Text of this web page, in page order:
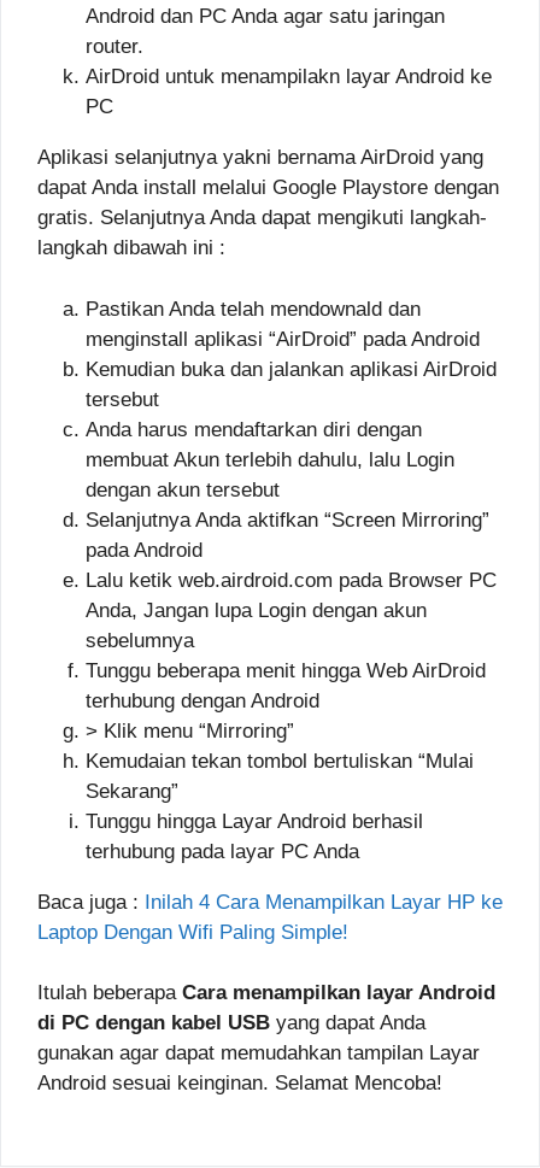
Android dan PC Anda agar satu jaringan
router.
AirDroid untuk menampilakn layar Android ke
PC
Aplikasi selanjutnya yakni bernama AirDroid yang
dapat Anda install melalui Google Playstore dengan
gratis. Selanjutnya Anda dapat mengikuti langkah-
langkah dibawah ini :
Pastikan Anda telah mendownald dan
menginstall aplikasi “AirDroid” pada Android
Kemudian buka dan jalankan aplikasi AirDroid
tersebut
Anda harus mendaftarkan diri dengan
membuat Akun terlebih dahulu, lalu Login
dengan akun tersebut
Selanjutnya Anda aktifkan “Screen Mirroring”
pada Android
Lalu ketik web.airdroid.com pada Browser PC
Anda, Jangan lupa Login dengan akun
sebelumnya
Tunggu beberapa menit hingga Web AirDroid
terhubung dengan Android
> Klik menu “Mirroring”
Kemudaian tekan tombol bertuliskan “Mulai
Sekarang”
Tunggu hingga Layar Android berhasil
terhubung pada layar PC Anda
Baca juga : Inilah 4 Cara Menampilkan Layar HP ke
Laptop Dengan Wifi Paling Simple!
Itulah beberapa Cara menampilkan layar Android
di PC dengan kabel USB yang dapat Anda
gunakan agar dapat memudahkan tampilan Layar
Android sesuai keinginan. Selamat Mencoba!